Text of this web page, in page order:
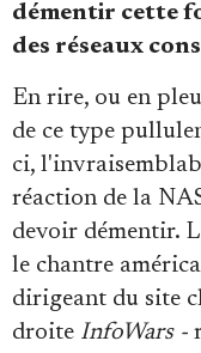
démentir cette
des réseaux
En rire, ou en
de ce type
ci,
réaction de la
devoir démentir.
le chantre
dirigeant du site
droite InfoWars -